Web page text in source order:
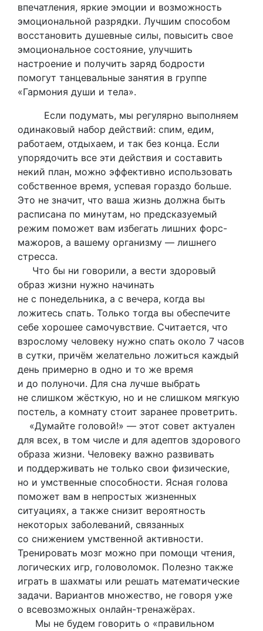
впечатления, яркие эмоции и возможность
эмоциональной разрядки. Лучшим способом
восстановить душевные силы, повысить свое
эмоциональное состояние, улучшить
настроение и получить заряд бодрости
помогут танцевальные занятия в группе
«Гармония души и тела».
Если подумать, мы регулярно выполняем
одинаковый набор действий: спим, едим,
работаем, отдыхаем, и так без конца. Если
упорядочить все эти действия и составить
некий план, можно эффективно использовать
собственное время, успевая гораздо больше.
Это не значит, что ваша жизнь должна быть
расписана по минутам, но предсказуемый
режим поможет вам избегать лишних форс-
мажоров, а вашему организму — лишнего
стресса.
Что бы ни говорили, а вести здоровый
образ жизни нужно начинать
не с понедельника, а с вечера, когда вы
ложитесь спать. Только тогда вы обеспечите
себе хорошее самочувствие. Считается, что
взрослому человеку нужно спать около 7 часов
в сутки, причём желательно ложиться каждый
день примерно в одно и то же время
и до полуночи. Для сна лучше выбрать
не слишком жёсткую, но и не слишком мягкую
постель, а комнату стоит заранее проветрить.
«Думайте головой!» — этот совет актуален
для всех, в том числе и для адептов здорового
образа жизни. Человеку важно развивать
и поддерживать не только свои физические,
но и умственные способности. Ясная голова
поможет вам в непростых жизненных
ситуациях, а также снизит вероятность
некоторых заболеваний, связанных
со снижением умственной активности.
Тренировать мозг можно при помощи чтения,
логических игр, головоломок. Полезно также
играть в шахматы или решать математические
задачи. Вариантов множество, не говоря уже
о всевозможных онлайн-тренажёрах.
Мы не будем говорить о «правильном